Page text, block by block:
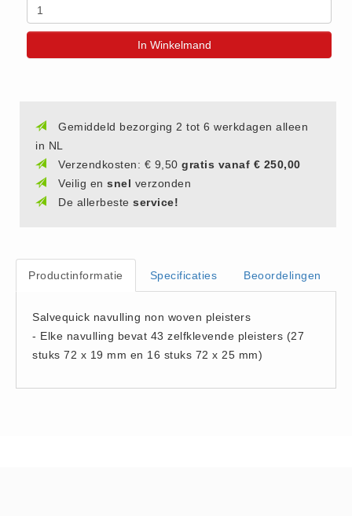
(20)
AED apparaten (11)
AED apparaten (11)
AED batterijen (12)
AED binnen - buiten kasten (11)
AED elektroden (18)
AED trainers (14)
BHV kasten (5)
BHV Kleding
Hesjes (9)
In Winkelmand
Gemiddeld bezorging 2 tot 6 werkdagen alleen
in NL
Verzendkosten: € 9,50 gratis vanaf € 250,00
Veilig en snel verzonden
De allerbeste service!
Productinformatie Specificaties Beoordelingen
Salvequick navulling non woven pleisters
- Elke navulling bevat 43 zelfklevende pleisters (27
stuks 72 x 19 mm en 16 stuks 72 x 25 mm)